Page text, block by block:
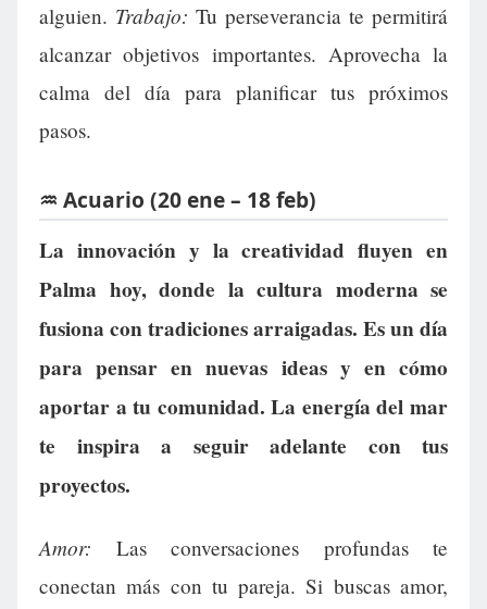
alguien. Trabajo: Tu perseverancia te permitirá
alcanzar objetivos importantes. Aprovecha la
calma del día para planificar tus próximos
pasos.
♒ Acuario (20 ene – 18 feb)
La innovación y la creatividad fluyen en
Palma hoy, donde la cultura moderna se
fusiona con tradiciones arraigadas. Es un día
para pensar en nuevas ideas y en cómo
aportar a tu comunidad. La energía del mar
te inspira a seguir adelante con tus
proyectos.
Amor: Las conversaciones profundas te
conectan más con tu pareja. Si buscas amor,